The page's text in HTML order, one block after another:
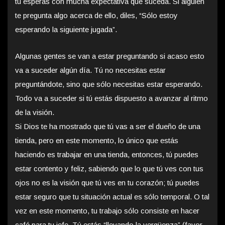
te pregunta algo acerca de ello, diles, “Sólo estoy
esperando la siguiente jugada”.
Algunas gentes se van a estar preguntando si acaso esto
va a suceder algún día. Tú no necesitas estar
preguntándote, sino que sólo necesitas estar esperando.
Todo va a suceder si tú estás dispuesto a avanzar al ritmo
de la visión.
Si Dios te ha mostrado que tú vas a ser el dueño de una
tienda, pero en este momento, lo único que estás
haciendo es trabajar en una tienda, entonces, tú puedes
estar contento y feliz, sabiendo que lo que tú ves con tus
ojos no es la visión que tú ves en tu corazón; tú puedes
estar seguro que tu situación actual es sólo temporal. O tal
vez en este momento, tu trabajo sólo consiste en hacer